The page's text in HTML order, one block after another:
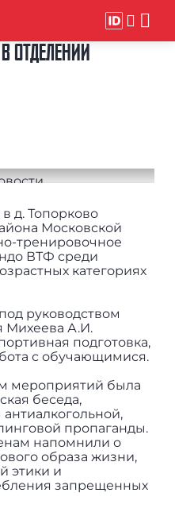
ОТДЕЛЕНИИ
д. Топорково
Московской
тренировочное
ВТФ среди
категориях
руководством
Михеева А.И.
подготовка,
с обучающимися.
мероприятий была
беседа,
пропаганды.
напомнили о
образа жизни,
этики и
запрещенных